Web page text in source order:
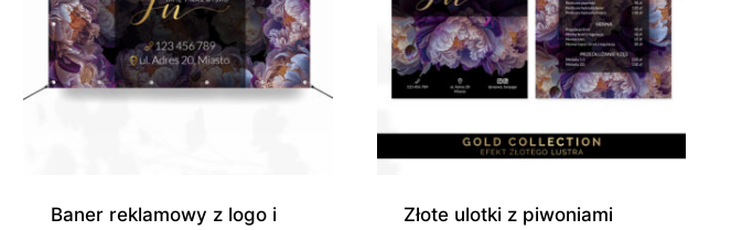
Baner reklamowy z logo i
Złote ulotki z piwoniami